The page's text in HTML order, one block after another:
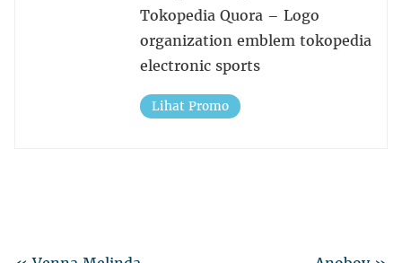
Tokopedia Quora – Logo
organization emblem tokopedia
electronic sports
Lihat Promo